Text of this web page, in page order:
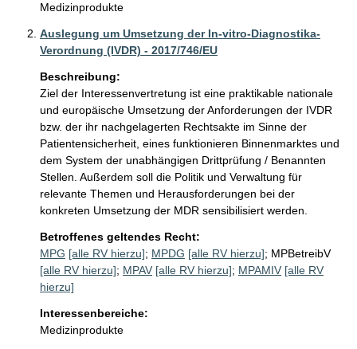
Medizinprodukte
Auslegung um Umsetzung der In-vitro-Diagnostika-
Verordnung (IVDR) - 2017/746/EU
Beschreibung:
Ziel der Interessenvertretung ist eine praktikable nationale
und europäische Umsetzung der Anforderungen der IVDR
bzw. der ihr nachgelagerten Rechtsakte im Sinne der
Patientensicherheit, eines funktionieren Binnenmarktes und
dem System der unabhängigen Drittprüfung / Benannten
Stellen. Außerdem soll die Politik und Verwaltung für
relevante Themen und Herausforderungen bei der
konkreten Umsetzung der MDR sensibilisiert werden.
Betroffenes geltendes Recht:
MPG [alle RV hierzu]; MPDG [alle RV hierzu]; MPBetreibV
[alle RV hierzu]; MPAV [alle RV hierzu]; MPAMIV [alle RV
hierzu]
Interessenbereiche:
Medizinprodukte